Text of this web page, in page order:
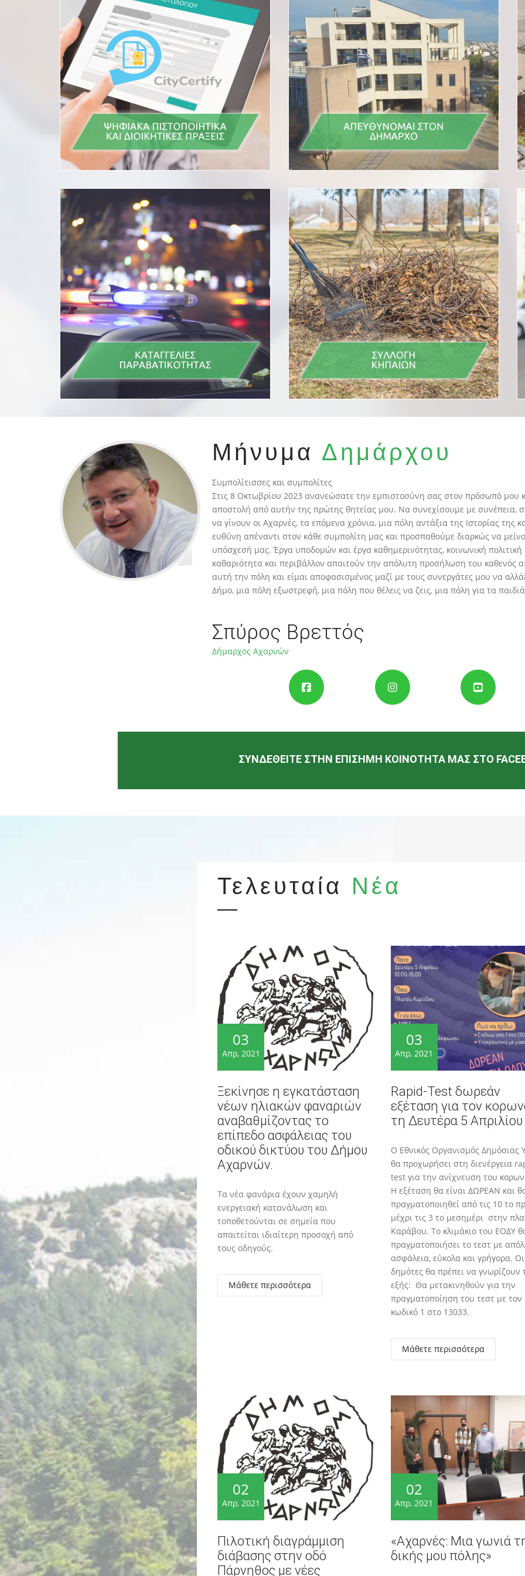
Μήνυμα Δημάρχου
Συμπολίτισσες και συμπολίτες
Στις 8 Οκτωβρίου 2023 ανανεώσατε την εμπιστοσύνη σας στον πρόσωπό μου
αποστολή από αυτήν της πρώτης θητείας μου. Να συνεχίσουμε με συνέπεια,
να γίνουν οι Αχαρνές, τα επόμενα χρόνια, μια πόλη αντάξια της Ιστορίας
ευθύνη απέναντι στον κάθε συμπολίτη μας και προσπαθούμε διαρκώς να
υπόσχεσή μας. Έργα υποδομών και έργα καθημερινότητας, κοινωνική πολιτική
καθαριότητα και περιβάλλον απαιτούν την απόλυτη προσήλωση του καθενός
αυτή την πόλη και είμαι αποφασισμένος μαζί με τους συνεργάτες μου να
Δήμο, μια πόλη εξωστρεφή, μια πόλη που θέλεις να ζεις, μια πόλη για τα
Σπύρος Βρεττός
Δήμαρχος Αχαρνών
ΣΥΝΔΕΘΕΙΤΕ ΣΤΗΝ ΕΠΙΣΗΜΗ ΚΟΙΝΟΤΗΤΑ ΜΑΣ ΣΤΟ
ΜΑΘΕΤΕ ΠΕΡΙΣΣΟΤΕΡΑ
Τελευταία Νέα
03
Απρ, 2021
Ξεκίνησε η εγκατάσταση
νέων ηλιακών φαναριών
αναβαθμίζοντας το
επίπεδο ασφάλειας του
οδικού δικτύου του Δήμου
Αχαρνών.
Τα νέα φανάρια έχουν χαμηλή
ενεργειακή κατανάλωση και
τοποθετούνται σε σημεία που
απαιτείται ιδιαίτερη προσοχή από
τους οδηγούς.
Μάθετε περισσότερα
03
Απρ, 2021
Rapid-Test δωρεάν
εξέταση για τον
τη Δευτέρα 5 Απριλίου
O Εθνικός Οργανισμός Δημόσιας
θα προχωρήσει στη διενέργεια
test για την ανίχνευση του
Η εξέταση θα είναι ΔΩΡΕΑΝ και
πραγματοποιηθεί από τις 10 το
μέχρι τις 3 το μεσημέρι στην
Καράβου. Το κλιμάκιο του ΕΟΔΥ
πραγματοποιήσει το τεστ με
ασφάλεια, εύκολα και γρήγορα. Οι
δημότες θα πρέπει να γνωρίζουν
εξής: Θα μετακινηθούν για την
πραγματοποίηση του τεστ με τον
κωδικό 1 στο 13033.
Μάθετε περισσότερα
02
Απρ, 2021
Πιλοτική διαγράμμιση
διάβασης στην οδό
Πάρνηθος με νέες
02
Απρ, 2021
«Αχαρνές: Μια γωνιά
δικής μου πόλης»